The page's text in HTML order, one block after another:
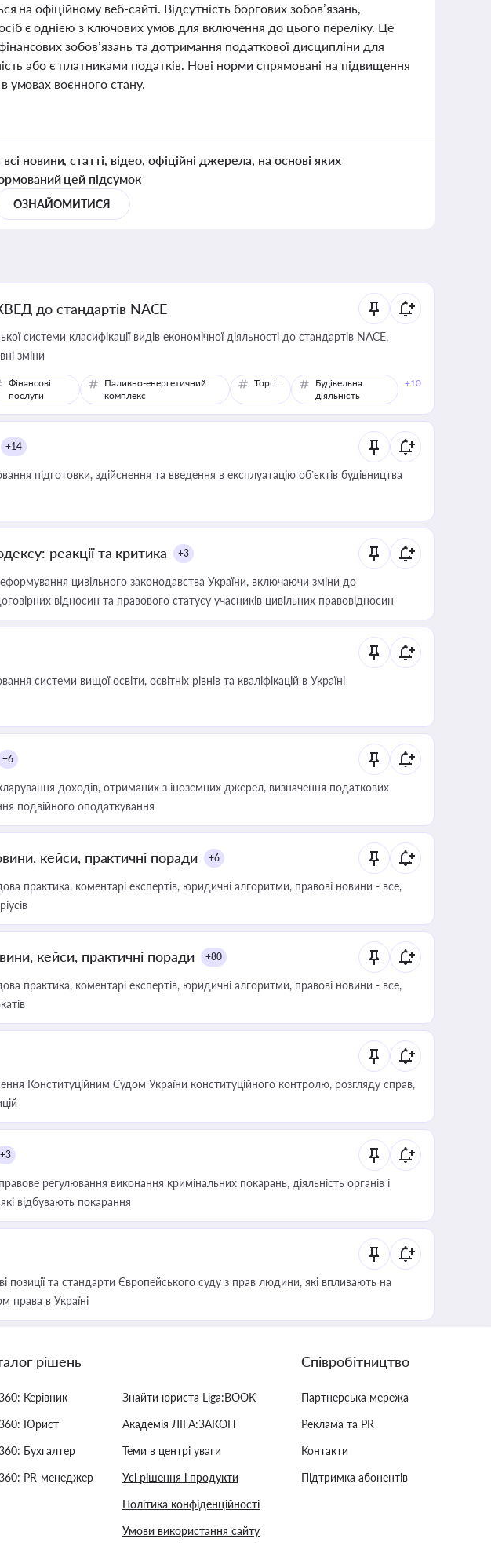
на офіційному веб-сайті. Відсутність боргових зобов’язань,
є однією з ключових умов для включення до цього переліку. Це
зобов’язань та дотримання податкової дисципліни для
або є платниками податків. Нові норми спрямовані на підвищення
умовах воєнного стану.
новини, статті, відео, офіційні джерела, на основі яких
цей підсумок
ОЗНАЙОМИТИСЯ
до стандартів NACE
системи класифікації видів економічної діяльності до стандартів NACE,
зміни
Фінансові
послуги
Паливно-енергетичний
комплекс
Торгівля
Будівельна
діяльність
+10
+14
підготовки, здійснення та введення в експлуатацію об’єктів будівництва
реакції та критика +3
цивільного законодавства України, включаючи зміни до
відносин та правового статусу учасників цивільних правовідносин
системи вищої освіти, освітніх рівнів та кваліфікацій в Україні
+6
доходів, отриманих з іноземних джерел, визначення податкових
подвійного оподаткування
кейси, практичні поради +6
практика, коментарі експертів, юридичні алгоритми, правові новини - все,
кейси, практичні поради +80
практика, коментарі експертів, юридичні алгоритми, правові новини - все,
Конституційним Судом України конституційного контролю, розгляду справ,
+3
регулювання виконання кримінальних покарань, діяльність органів і
відбувають покарання
позиції та стандарти Європейського суду з прав людини, які впливають на
права в Україні
рішень
Керівник
Юрист
Бухгалтер
PR-менеджер
Знайти юриста Liga:BOOK
Академія ЛІГА:ЗАКОН
Теми в центрі уваги
Усі рішення і продукти
Політика конфіденційності
Умови використання сайту
Співробітництво
Партнерська мережа
Реклама та PR
Контакти
Підтримка абонентів